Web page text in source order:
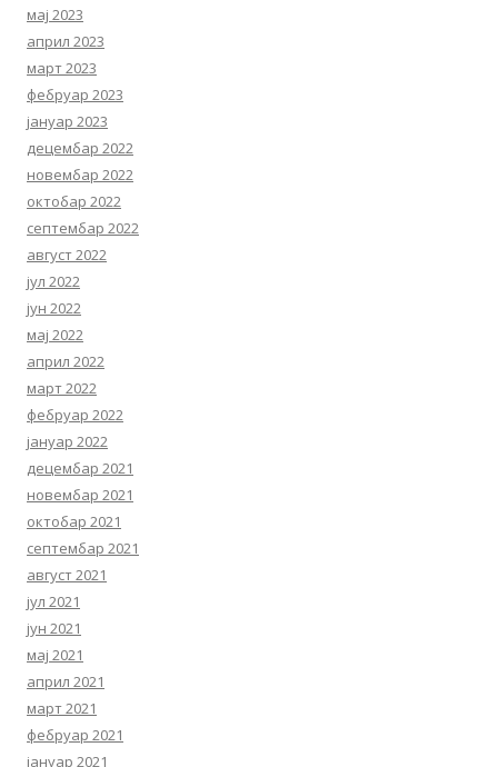
мај 2023
април 2023
март 2023
фебруар 2023
јануар 2023
децембар 2022
новембар 2022
октобар 2022
септембар 2022
август 2022
јул 2022
јун 2022
мај 2022
април 2022
март 2022
фебруар 2022
јануар 2022
децембар 2021
новембар 2021
октобар 2021
септембар 2021
август 2021
јул 2021
јун 2021
мај 2021
април 2021
март 2021
фебруар 2021
јануар 2021